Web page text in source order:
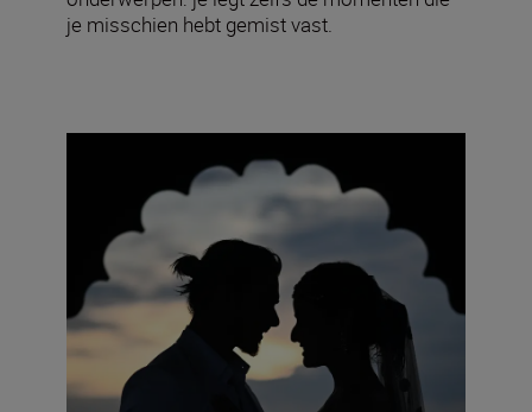
je misschien hebt gemist vast.